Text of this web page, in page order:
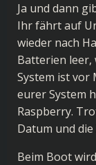
Ja und dann
Ihr fährt auf
wieder nach
Batterien leer,
System ist vor
eurer System
Raspberry.
Datum und
Beim Boot